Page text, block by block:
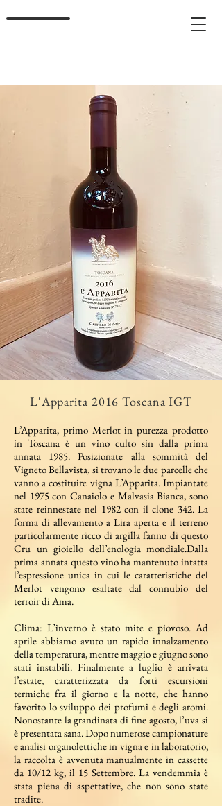
L'Apparita 2016 Toscana IGT
L’Apparita, primo Merlot in purezza prodotto
in Toscana è un vino culto sin dalla prima
annata 1985. Posizionate alla sommità del
Vigneto Bellavista, si trovano le due parcelle che
vanno a costituire vigna L’Apparita. Impiantate
nel 1975 con Canaiolo e Malvasia Bianca, sono
state reinnestate nel 1982 con il clone 342. La
forma di allevamento a Lira aperta e il terreno
particolarmente ricco di argilla fanno di questo
Cru un gioiello dell’enologia mondiale.Dalla
prima annata questo vino ha mantenuto intatta
l’espressione unica in cui le caratteristiche del
Merlot vengono esaltate dal connubio del
terroir di Ama.
Clima: L’inverno è stato mite e piovoso. Ad
aprile abbiamo avuto un rapido innalzamento
della temperatura, mentre maggio e giugno sono
stati instabili. Finalmente a luglio è arrivata
l’estate, caratterizzata da forti escursioni
termiche fra il giorno e la notte, che hanno
favorito lo sviluppo dei profumi e degli aromi.
Nonostante la grandinata di fine agosto, l’uva si
è presentata sana. Dopo numerose campionature
e analisi organolettiche in vigna e in laboratorio,
la raccolta è avvenuta manualmente in cassette
da 10/12 kg, il 15 Settembre. La vendemmia è
stata piena di aspettative, che non sono state
tradite.